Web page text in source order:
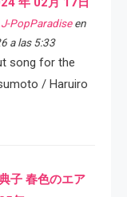
PopParadiseen
a las 5:33
song for the
/ Haruiro
子 春色のエア